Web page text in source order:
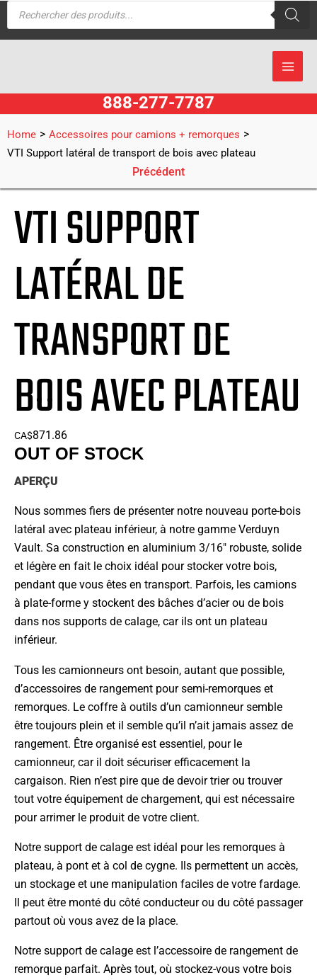
Aller
au
Recherche
888-277-7787
Home > Accessoires pour camions + remorques >
VTI Support latéral de transport de bois avec plateau
Précédent
VTI SUPPORT
LATÉRAL DE
TRANSPORT DE
BOIS AVEC PLATEAU
CA$871.86
OUT OF STOCK
APERÇU
Nous sommes fiers de présenter notre nouveau porte-bois
latéral avec plateau inférieur, à notre gamme Verduyn
Vault. Sa construction en aluminium 3/16″ robuste, solide
et légère en fait le choix idéal pour stocker votre bois,
pendant que vous êtes en transport. Parfois, les camions
à plate-forme y stockent des bâches d’acier ou de bois
dans nos supports de calage, car ils ont un plateau
inférieur.
Tous les camionneurs ont besoin, autant que possible,
d’accessoires de rangement pour semi-remorques et
remorques. Le coffre à outils d’un camionneur semble
être toujours plein et il semble qu’il n’ait jamais assez de
rangement. Être organisé est essentiel, pour le
camionneur, car il doit sécuriser efficacement la
cargaison. Rien n’est pire que de devoir trier ou trouver
tout votre équipement de chargement, qui est nécessaire
pour arrimer le produit de votre client.
Notre support de calage est idéal pour les remorques à
plateau, à pont et à col de cygne. Ils permettent un accès,
un stockage et une manipulation faciles de votre fardage.
Il peut être monté du côté conducteur ou du côté passager
partout où vous avez de la place.
Notre support de calage est l’accessoire de rangement de
remorque parfait. Après tout, où stockez-vous votre bois